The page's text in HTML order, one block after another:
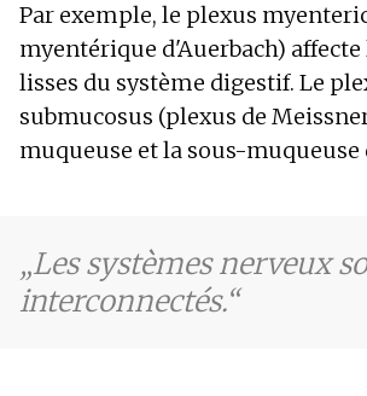
Par exemple, le plexus
myentérique d'Auerbach) affecte
lisses du système digestif. Le
submucosus (plexus de
muqueuse et la sous-
Les systèmes nerveux
interconnectés.